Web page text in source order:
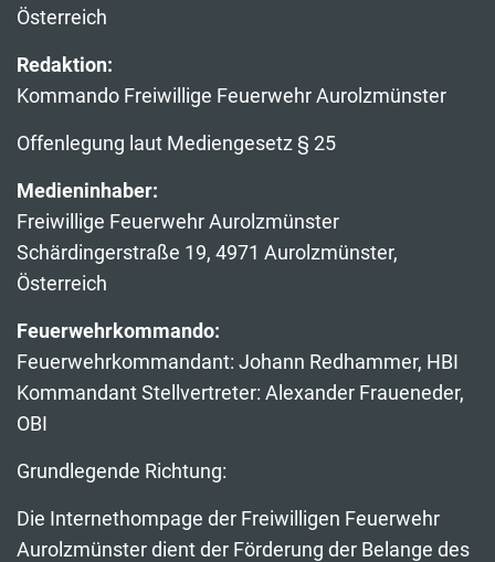
Österreich
Redaktion:
Kommando Freiwillige Feuerwehr Aurolzmünster
Offenlegung laut Mediengesetz § 25
Medieninhaber:
Freiwillige Feuerwehr Aurolzmünster
Schärdingerstraße 19, 4971 Aurolzmünster,
Österreich
Feuerwehrkommando:
Feuerwehrkommandant: Johann Redhammer, HBI
Kommandant Stellvertreter: Alexander Fraueneder,
OBI
Grundlegende Richtung:
Die Internethompage der Freiwilligen Feuerwehr
Aurolzmünster dient der Förderung der Belange des